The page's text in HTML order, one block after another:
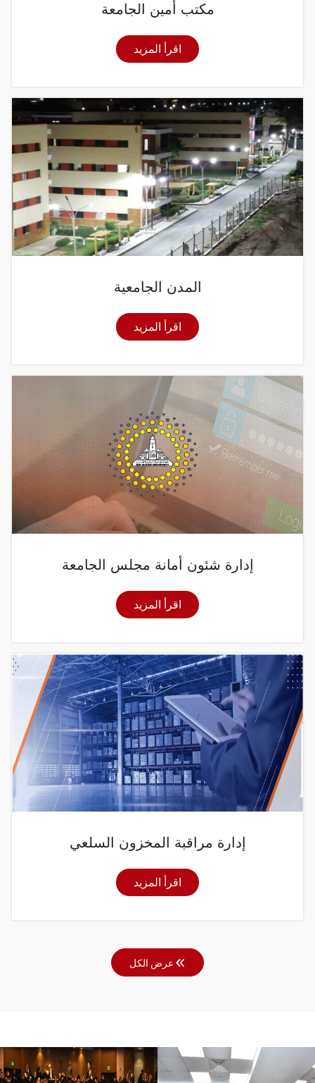
مكتب أمين الجامعة
اقرأ المزيد
المدن الجامعية
اقرأ المزيد
إدارة شئون أمانة مجلس الجامعة
اقرأ المزيد
إدارة مراقبة المخزون السلعي
اقرأ المزيد